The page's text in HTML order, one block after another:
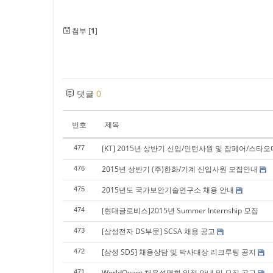
첨부 [1]
댓글 0
번호 제목
477 [KT] 2015년 상반기 신입/인턴사원 및 잡페어/스타오
476 2015년 상반기 (주)한화/기계 신입사원 모집안내
475 2015년도 국가보안기술연구소 채용 안내
474 [현대글로비스]2015년 Summer Internship 모집
473 [삼성전자 DS부문] SCSA 채용 공고
472 [삼성 SDS] 채용상담 및 박사대상 리크루팅 공지